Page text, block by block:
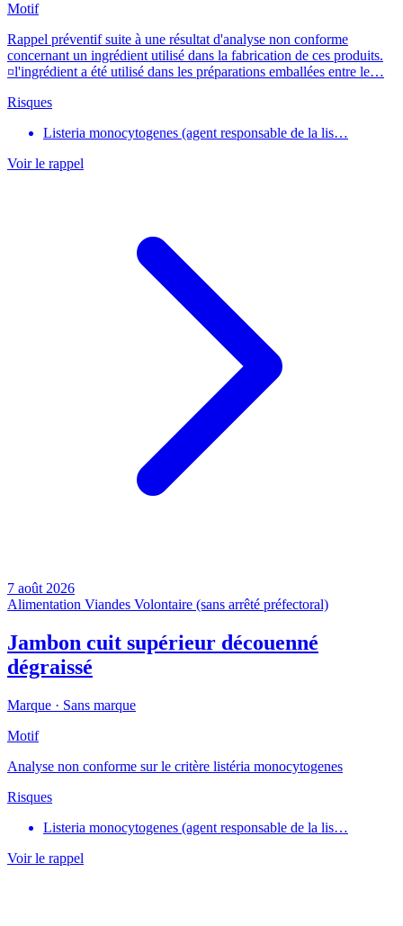
Motif
Rappel préventif suite à une résultat d'analyse non conforme
concernant un ingrédient utilisé dans la fabrication de ces produits.
¤l'ingrédient a été utilisé dans les préparations emballées entre le…
Risques
Listeria monocytogenes (agent responsable de la lis…
Voir le rappel
7 août 2026
Alimentation Viandes Volontaire (sans arrêté préfectoral)
Jambon cuit supérieur découenné
dégraissé
Marque · Sans marque
Motif
Analyse non conforme sur le critère listéria monocytogenes
Risques
Listeria monocytogenes (agent responsable de la lis…
Voir le rappel